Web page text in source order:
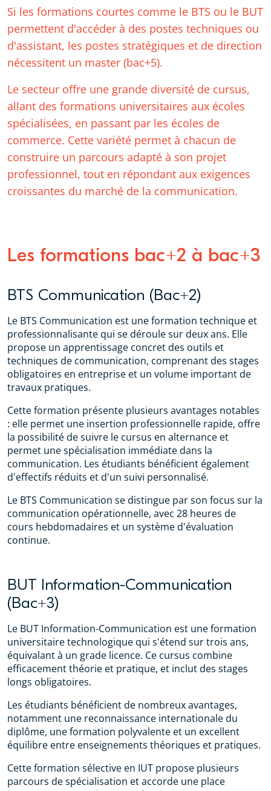
Si les formations courtes comme le BTS ou le BUT
permettent d'accéder à des postes techniques ou
d'assistant, les postes stratégiques et de direction
nécessitent un master (bac+5).
Le secteur offre une grande diversité de cursus,
allant des formations universitaires aux écoles
spécialisées, en passant par les écoles de
commerce. Cette variété permet à chacun de
construire un parcours adapté à son projet
professionnel, tout en répondant aux exigences
croissantes du marché de la communication.
Les formations bac+2 à bac+3
BTS Communication (Bac+2)
Le BTS Communication est une formation technique et
professionnalisante qui se déroule sur deux ans. Elle
propose un apprentissage concret des outils et
techniques de communication, comprenant des stages
obligatoires en entreprise et un volume important de
travaux pratiques.
Cette formation présente plusieurs avantages notables
: elle permet une insertion professionnelle rapide, offre
la possibilité de suivre le cursus en alternance et
permet une spécialisation immédiate dans la
communication. Les étudiants bénéficient également
d'effectifs réduits et d'un suivi personnalisé.
Le BTS Communication se distingue par son focus sur la
communication opérationnelle, avec 28 heures de
cours hebdomadaires et un système d'évaluation
continue.
BUT Information-Communication
(Bac+3)
Le BUT Information-Communication est une formation
universitaire technologique qui s'étend sur trois ans,
équivalant à un grade licence. Ce cursus combine
efficacement théorie et pratique, et inclut des stages
longs obligatoires.
Les étudiants bénéficient de nombreux avantages,
notamment une reconnaissance internationale du
diplôme, une formation polyvalente et un excellent
équilibre entre enseignements théoriques et pratiques.
Cette formation sélective en IUT propose plusieurs
parcours de spécialisation et accorde une place